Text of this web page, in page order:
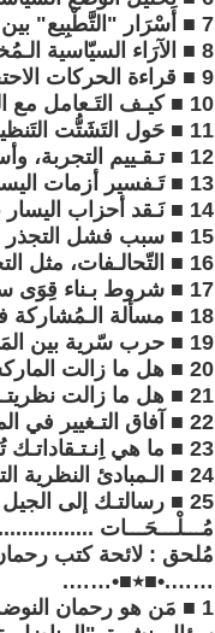
7 ■ أَسْرَار "التَّطْبِيع" بين دَولة المَغرب وَكِيّان إِسْرَائِيل .....................20
8 ■ الآرَاء السيّاسية الـمُخالـفة التي تُثير التَناقضات .............................25
9 ■ قراءة الحركات الاحتجاجية، وإمكانية مُراكمتها .....................28
10 ■ كيـف التَـعامل مع النضالات الجماهيرية المُشتركة .....................29
11 ■ حَول التَشَتُّت التَنظيمي لِقِوَى اليسار .....................................30
12 ■ تـقـييم التجربة، وأسباب تـراجع اليسار ............................31
13 ■ تَـفسير أزمات اليسار، والتـنظيم، والنظرية، والعلاقة بالجماهير ....37
14 ■ نَـقد أحزاب اليسار بالـمَغرب ............................................39
15 ■ سبب فشل التجذر في الجماهير، ومعيـقات بـناء قاعدة شعبية ....44
16 ■ التّحالـفات، مثل التحالـف مع الإسلاميين، وشروط بـناء جبهة ....45
17 ■ شروط بـناء قِوَى سياسية يَسارية، ثَورية، وَمُؤثّرة ....................50
18 ■ مسألة الـمُشاركة في الانتخابات ....................................55
19 ■ حرب سّرية بين المَلكيات والجمهوريات العربية ....................57
20 ■ هل ما زالت الماركسية صالحة ؟ ....................................59
21 ■ هل ما زالت نظريتـك صالحة ؟ ....................................60
22 ■ آفاق التـغيير في المغرب ............................................62
23 ■ ما هي اِنـتـقاداتـك تُجاه تِيّار "الـمناضل-ة" ؟ ...........................63
24 ■ الـمبادئ النظرية التي تـنطلـق منها ...................................64
25 ■ رسالتـك إلى الجيل الجديد من المناضلين ...........................67
مُـــلْـــحَـــات
مُلحق : لائحة كتب
…….•■٭■•…….
1 ■ مَن هو رحمان النوضة ؟